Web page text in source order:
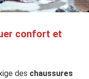
confort et
des chaussures